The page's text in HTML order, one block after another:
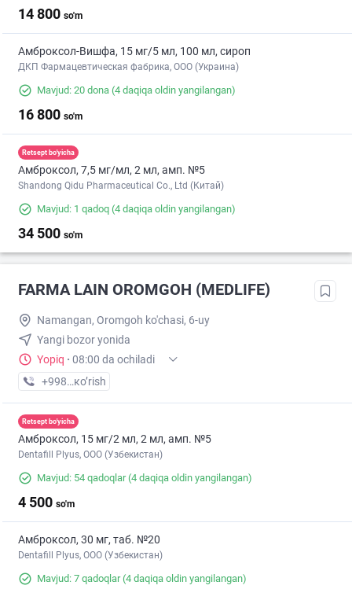
14 800 so'm
Амброксол-Вишфа, 15 мг/5 мл, 100 мл, сироп
ДКП Фармацевтическая фабрика, ООО (Украина)
Mavjud: 20 dona (4 daqiqa oldin yangilangan)
16 800 so'm
Retsept bo'yicha
Амброксол, 7,5 мг/мл, 2 мл, амп. №5
Shandong Qidu Pharmaceutical Co., Ltd (Китай)
Mavjud: 1 qadoq (4 daqiqa oldin yangilangan)
34 500 so'm
FARMA LAIN OROMGOH (MEDLIFE)
Namangan, Oromgoh ko'chasi, 6-uy
Yangi bozor yonida
Yopiq · 08:00 da ochiladi
+998 (95) XXX-XX-XX
кo’rish
Retsept bo'yicha
Амброксол, 15 мг/2 мл, 2 мл, амп. №5
Dentafill Plyus, ООО (Узбекистан)
Mavjud: 54 qadoqlar(4 daqiqa oldin yangilangan)
4 500 so'm
Амброксол, 30 мг, таб. №20
Dentafill Plyus, ООО (Узбекистан)
Mavjud: 7 qadoqlar(4 daqiqa oldin yangilangan)